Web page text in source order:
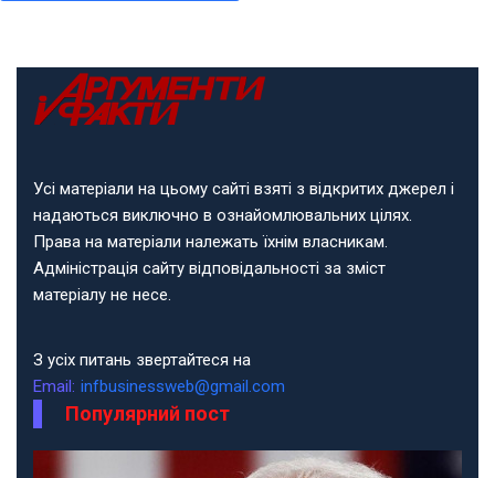
Усі матеріали на цьому сайті взяті з відкритих джерел і
надаються виключно в ознайомлювальних цілях.
Права на матеріали належать їхнім власникам.
Адміністрація сайту відповідальності за зміст
матеріалу не несе.
З усіх питань звертайтеся на
Email: infbusinessweb@gmail.com
Популярний пост